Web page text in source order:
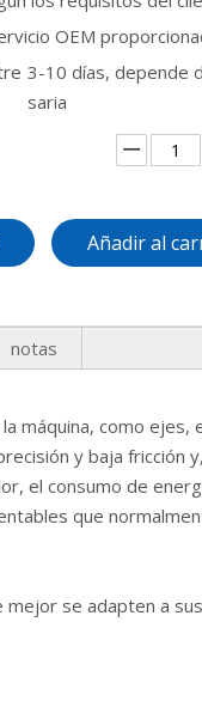
OEM
3-10 días, depende
saria
Añadir al
notas
máquina, como ejes,
y baja fricción
el consumo de
que
se adapten a